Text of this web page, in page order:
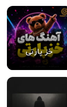
خز پارتی